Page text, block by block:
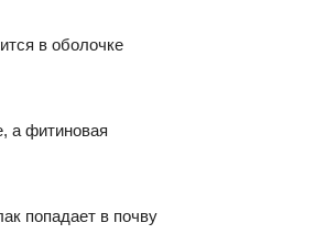
в оболочке
а фитиновая
попадает в почву